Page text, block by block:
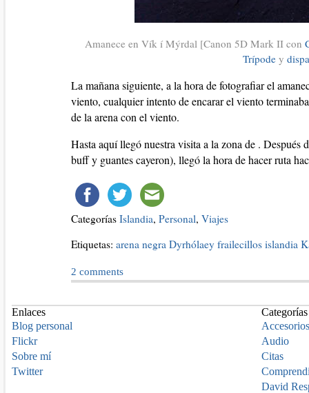
Amanece en Vík í Mýrdal [Canon 5D Mark II con
Trípode y
La mañana siguiente, a la hora de fotografiar el
viento, cualquier intento de encarar el viento
de la arena con el viento.
Hasta aquí llegó nuestra visita a la zona de . Después
buff y guantes cayeron), llegó la hora de hacer ruta
Categorías Islandia, Personal, Viajes
Etiquetas: arena negra Dyrhólaey frailecillos islandia
2 comments
Enlaces
Blog personal
Flickr
Sobre mí
Twitter
Categorías
Accesorios
Audio
Citas
David